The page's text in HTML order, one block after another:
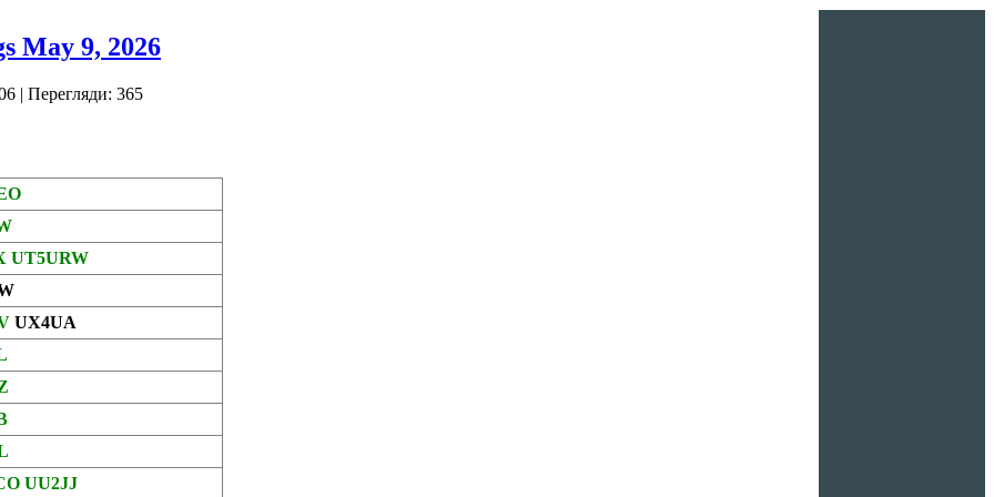
May 9, 2026
| Перегляди: 365
UT5URW
UX4UA
UU2JJ